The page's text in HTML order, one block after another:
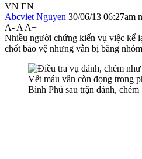
VN EN
Abcviet Nguyen 30/06/13 06:27am
A- A A+
Nhiều người chứng kiến vụ việc kể
chốt bảo vệ nhưng vẫn bị băng
Vết máu vẫn còn đọng trong
Bình Phú sau trận đánh, chém